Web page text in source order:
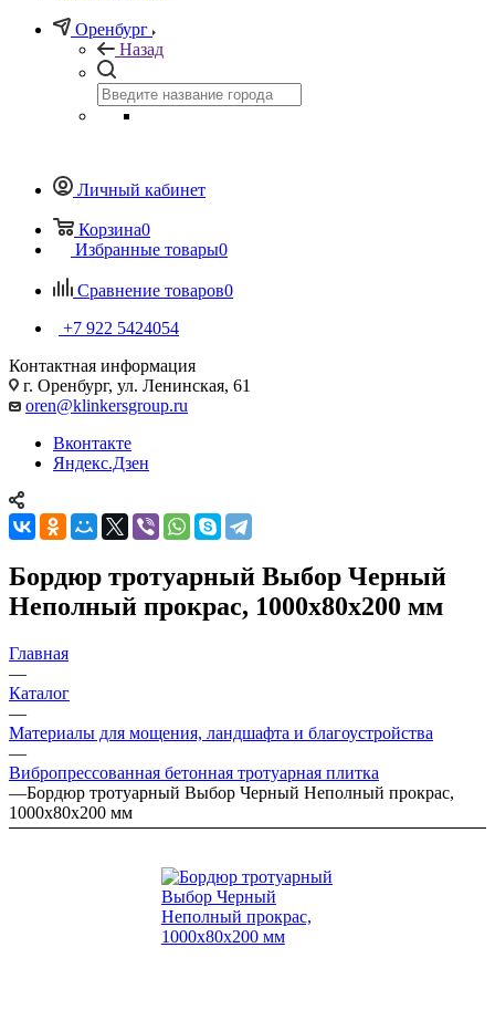
Оренбург
Назад
Личный кабинет
Корзина0
Избранные товары0
Сравнение товаров0
+7 922 5424054
Контактная информация
г. Оренбург, ул. Ленинская, 61
oren@klinkersgroup.ru
Вконтакте
Яндекс.Дзен
Бордюр тротуарный Выбор Черный
Неполный прокрас, 1000х80х200 мм
Главная
—
Каталог
—
Материалы для мощения, ландшафта и благоустройства
—
Вибропрессованная бетонная тротуарная плитка
—Бордюр тротуарный Выбор Черный Неполный прокрас,
1000х80х200 мм